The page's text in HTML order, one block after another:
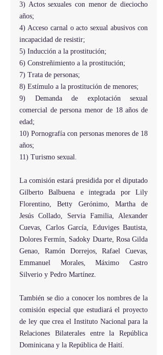
3) Actos sexuales con menor de dieciocho
años;
4) Acceso carnal o acto sexual abusivos con
incapacidad de resistir;
5) Inducción a la prostitución;
6) Constreñimiento a la prostitución;
7) Trata de personas;
8) Estímulo a la prostitución de menores;
9) Demanda de explotación sexual
comercial de persona menor de 18 años de
edad;
10) Pornografía con personas menores de 18
años;
11) Turismo sexual.
La comisión estará presidida por el diputado
Gilberto Balbuena e integrada por Lily
Florentino, Betty Gerónimo, Martha de
Jesús Collado, Servia Familia, Alexander
Cuevas, Carlos García, Eduviges Bautista,
Dolores Fermín, Sadoky Duarte, Rosa Gilda
Genao, Ramón Dorrejos, Rafael Cuevas,
Emmanuel Morales, Máximo Castro
Silverio y Pedro Martínez.
También se dio a conocer los nombres de la
comisión especial que estudiará el proyecto
de ley que crea el Instituto Nacional para la
Relaciones Bilaterales entre la República
Dominicana y la República de Haití.